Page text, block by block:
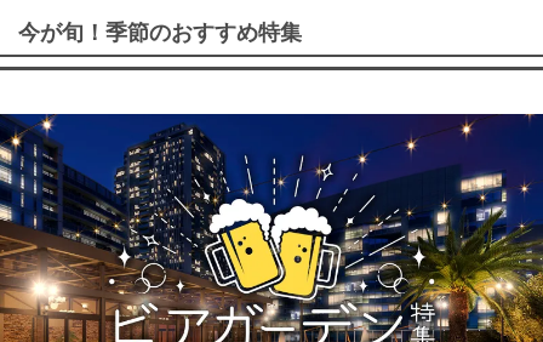
今が旬！季節のおすすめ特集